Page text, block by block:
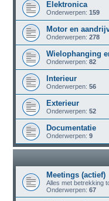
Elektronica
Onderwerpen: 159
Motor en
Onderwerpen: 278
Wielophanging
Onderwerpen: 82
Interieur
Onderwerpen: 56
Exterieur
Onderwerpen: 52
Documentatie
Onderwerpen: 9
Meetings (actief)
Alles met betrekking
Onderwerpen: 67